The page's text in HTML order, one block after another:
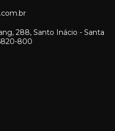
288, Santo Inácio - Santa
800